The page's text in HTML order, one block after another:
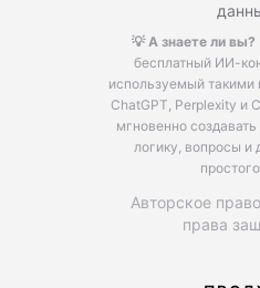
💡 А знаете ли вы?
бесплатный ИИ-
используемый такими
ChatGPT, Perplexity и
мгновенно
логику, вопросы и
Авторское
права